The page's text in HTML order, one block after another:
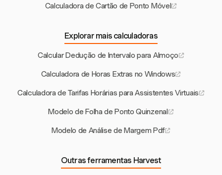
Calculadora de Cartão de Ponto Móvel
Explorar mais calculadoras
Calcular Dedução de Intervalo para Almoço
Calculadora de Horas Extras no Windows
Calculadora de Tarifas Horárias para Assistentes Virtuais
Modelo de Folha de Ponto Quinzenal
Modelo de Análise de Margem Pdf
Outras ferramentas Harvest